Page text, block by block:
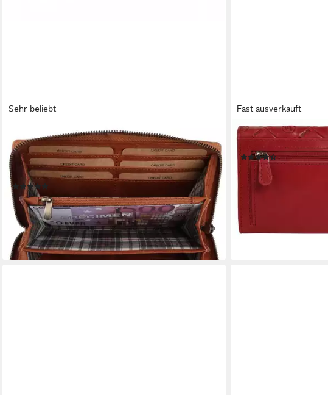
Sehr beliebt
Geldbörse Damen Groß Echt Leder RFID
Portemonnaie XXL mit vielen Kartenfächer, RFID-
Schutz Kartenfächer Münzfach Reißverschlussfach
59,90 € UVP109,90 €
-45%
lieferbar - in 2-3 Werktagen bei dir
+1
Fast ausverkauft
BRUNO BANANI
Geldbörse, echt Leder
(14)
39,95 €
-43%